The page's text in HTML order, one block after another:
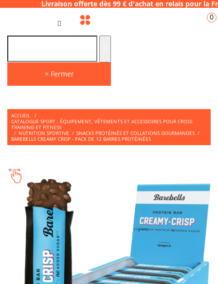
offerte dès 99 € d'achat en relais
× Fermer
0
ACCUEIL
/
CATALOGUE SPORT : ÉQUIPEMENT, VÊTEMENTS ET ACCESSOIRES POUR CROSS
TRAINING ET FITNESS
/ NUTRITION SPORTIVE / SNACKS PROTÉINÉS ET COLLATIONS GOURMANDES /
BAREBELLS CREAMY CRISP - PACK DE 12 BARRES PROTÉINÉES